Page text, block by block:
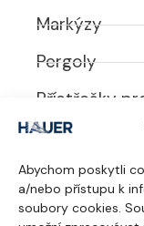
Abychom poskytli
a/nebo přístupu k
soubory cookies.
Markýzy
Pergoly
Přístřešky
O nás